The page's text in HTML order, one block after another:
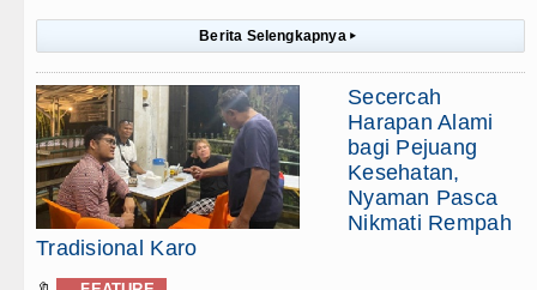
Berita Selengkapnya ▸
Secercah
Harapan Alami
bagi Pejuang
Kesehatan,
Nyaman Pasca
Nikmati Rempah
Tradisional Karo